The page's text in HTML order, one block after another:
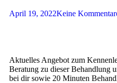
April 19, 2022Keine
Aktuelles Angebot zum
Beratung zu dieser Behandlung
bei dir sowie 20 Minuten